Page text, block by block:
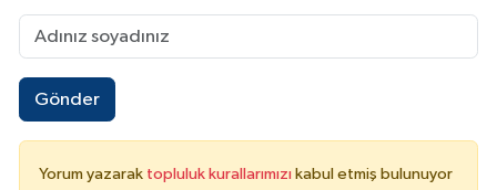
Gönder
Yorum yazarak topluluk kurallarımızı kabul etmiş bulunuyor